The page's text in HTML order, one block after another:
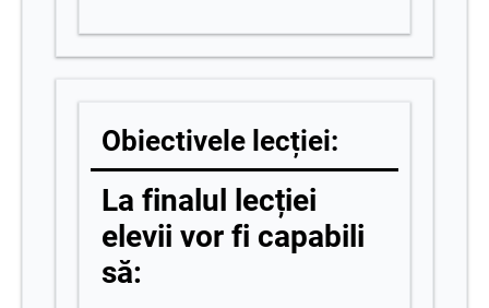
Obiectivele lecției:
La finalul lecției
elevii vor fi capabili
să: